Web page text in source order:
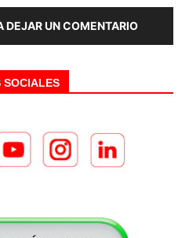
DEJAR UN COMENTARIO
SOCIALES